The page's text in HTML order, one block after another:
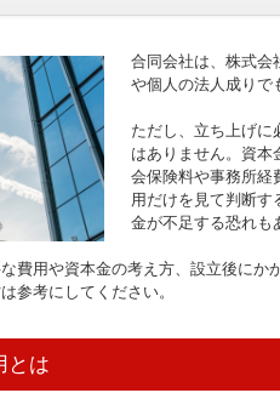
合同会社は、株式会
や個人の法人成りで
ただし、立ち上げに
はありません。資本
会保険料や事務所経
用だけを見て判断す
金が不足する恐れも
費用や資本金の考え方、設立後にか
参考にしてください。
とは